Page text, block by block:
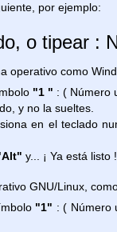
por ejemplo:
o tipear :
operativo como
"1 " : ( Número
y no la sueltes.
en el teclado
y... ¡ Ya está listo
GNU/Linux,
"1" : ( Número